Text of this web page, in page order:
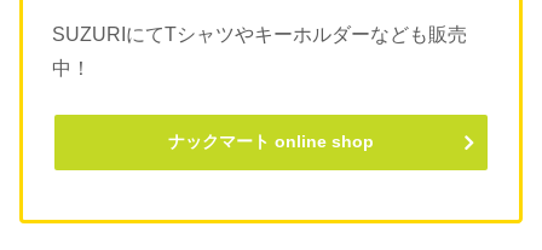
SUZURIにてTシャツやキーホルダーなども販売
中！
ナックマート online shop